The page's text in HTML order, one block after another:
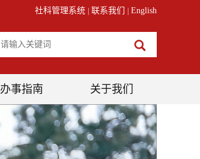
社科管理系统 联系我们 English
办事指南 关于我们